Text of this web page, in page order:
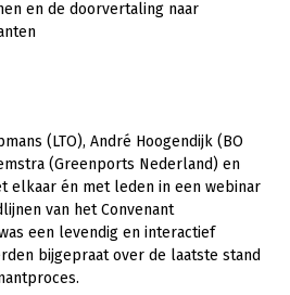
en de doorvertaling naar
(LTO), André Hoogendijk (BO
(Greenports Nederland) en
elkaar én met leden in een webinar
van het Convenant
een levendig en interactief
bijgepraat over de laatste stand